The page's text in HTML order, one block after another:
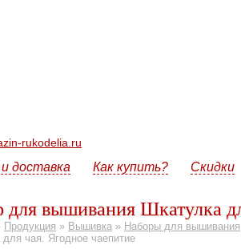
rukodelia.ru
доставка Как купить? Скидки
для вышивания Шкатулка
Продукция » Вышивка » Наборы для вышивания
для чая. Ягодное чаепитие